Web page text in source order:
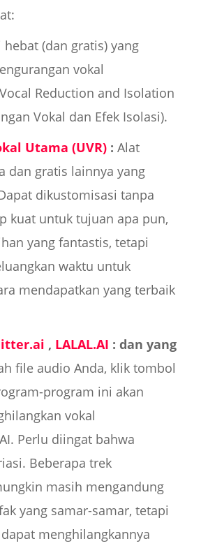
hebat (dan gratis) yang
vokal
Reduction and Isolation
Vokal dan Efek Isolasi).
Utama (UVR) : Alat
dan gratis lainnya yang
dikustomisasi tanpa
kuat untuk tujuan apa pun,
yang fantastis, tetapi
waktu untuk
mendapatkan yang terbaik
, LALAL.AI : dan yang
file audio Anda, klik tombol
program ini akan
vokal
Perlu diingat bahwa
Beberapa trek
masih mengandung
yang samar-samar, tetapi
menghilangkannya